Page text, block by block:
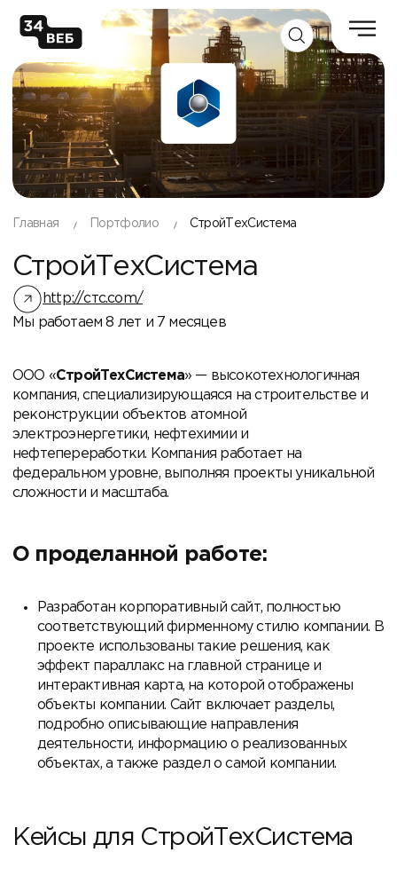
Главная Портфолио СтройТехСистема
СтройТехСистема
http://стс.com/
Мы работаем 8 лет и 7 месяцев
ООО «СтройТехСистема» — высокотехнологичная
компания, специализирующаяся на строительстве и
реконструкции объектов атомной
электроэнергетики, нефтехимии и
нефтепереработки. Компания работает на
федеральном уровне, выполняя проекты уникальной
сложности и масштаба.
О проделанной работе:
Разработан корпоративный сайт, полностью
соответствующий фирменному стилю компании. В
проекте использованы такие решения, как
эффект параллакс на главной странице и
интерактивная карта, на которой отображены
объекты компании. Сайт включает разделы,
подробно описывающие направления
деятельности, информацию о реализованных
объектах, а также раздел о самой компании.
Кейсы для СтройТехСистема